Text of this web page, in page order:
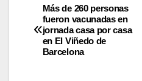
Más de 260 personas
fueron vacunadas en
jornada casa por casa
en El Viñedo de
Barcelona